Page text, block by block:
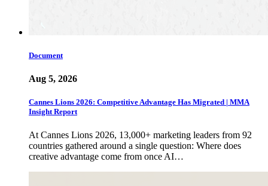
Document
Aug 5, 2026
Cannes Lions 2026: Competitive Advantage Has Migrated | MMA
Insight Report
At Cannes Lions 2026, 13,000+ marketing leaders from 92
countries gathered around a single question: Where does
creative advantage come from once AI…